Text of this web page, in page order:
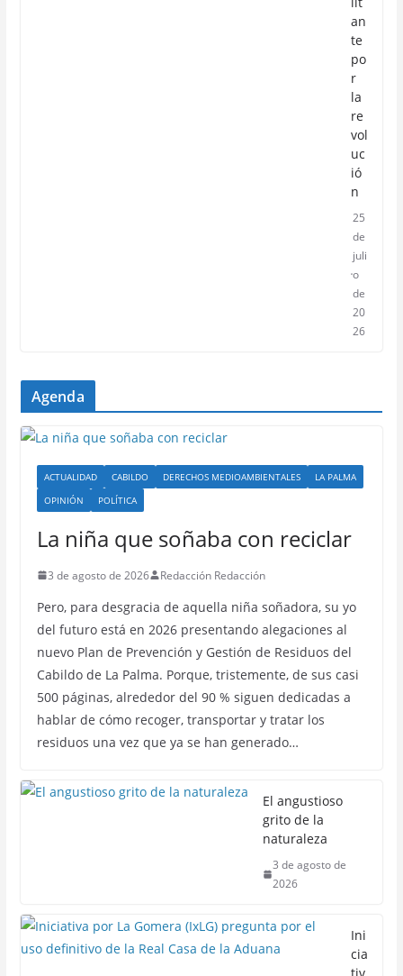
an
te
po
r
la
re
vol
uc
ió
n
25
de
juli
o
de
20
26
Agenda
ACTUALIDAD CABILDO DERECHOS MEDIOAMBIENTALES
LA PALMA
OPINIÓN
POLÍTICA
La niña que soñaba con reciclar
3 de agosto de 2026 Redacción Redacción
Pero, para desgracia de aquella niña soñadora, su yo
del futuro está en 2026 presentando alegaciones al
nuevo Plan de Prevención y Gestión de Residuos del
Cabildo de La Palma. Porque, tristemente, de sus casi
500 páginas, alrededor del 90 % siguen dedicadas a
hablar de cómo recoger, transportar y tratar los
residuos una vez que ya se han generado…
El angustioso
grito de la
naturaleza
3 de agosto de
2026
Ini
cia